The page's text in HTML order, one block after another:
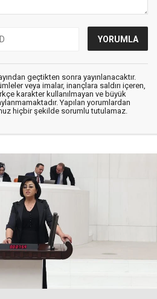
geçtikten sonra yayınlanacaktır.
veya imalar, inançlara saldırı içeren,
karakter kullanılmayan ve büyük
Yapılan yorumlardan
hiçbir şekilde sorumlu tutulamaz.